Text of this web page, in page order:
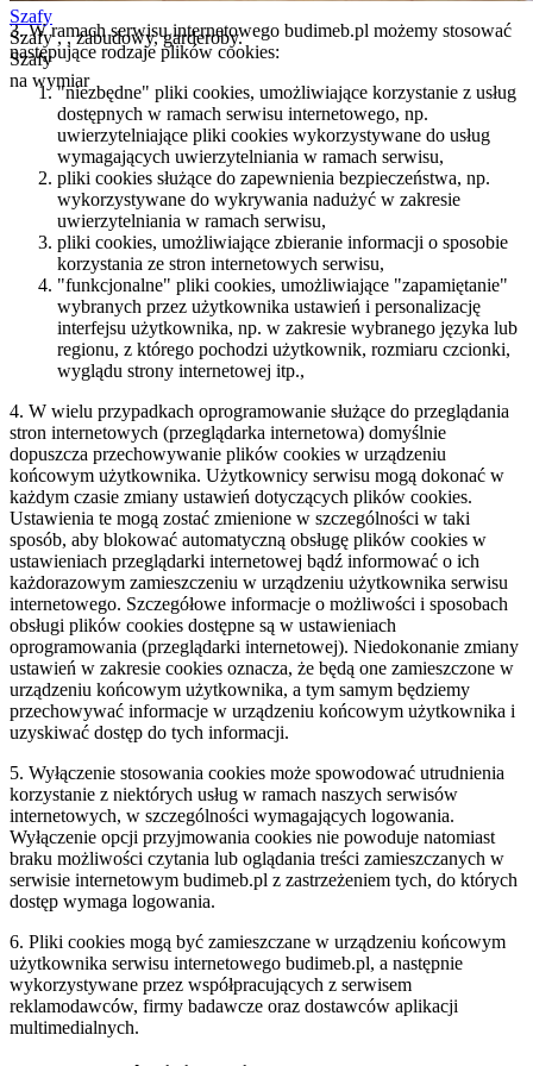
Szafy
Szafy, , zabudowy, garderoby.
Szafy
na wymiar
3. W ramach serwisu internetowego budimeb.pl możemy stosować
następujące rodzaje plików cookies:
"niezbędne" pliki cookies, umożliwiające korzystanie z usług
dostępnych w ramach serwisu internetowego, np.
uwierzytelniające pliki cookies wykorzystywane do usług
wymagających uwierzytelniania w ramach serwisu,
pliki cookies służące do zapewnienia bezpieczeństwa, np.
wykorzystywane do wykrywania nadużyć w zakresie
uwierzytelniania w ramach serwisu,
pliki cookies, umożliwiające zbieranie informacji o sposobie
korzystania ze stron internetowych serwisu,
"funkcjonalne" pliki cookies, umożliwiające "zapamiętanie"
wybranych przez użytkownika ustawień i personalizację
interfejsu użytkownika, np. w zakresie wybranego języka lub
regionu, z którego pochodzi użytkownik, rozmiaru czcionki,
wyglądu strony internetowej itp.,
4. W wielu przypadkach oprogramowanie służące do przeglądania
stron internetowych (przeglądarka internetowa) domyślnie
dopuszcza przechowywanie plików cookies w urządzeniu
końcowym użytkownika. Użytkownicy serwisu mogą dokonać w
każdym czasie zmiany ustawień dotyczących plików cookies.
Ustawienia te mogą zostać zmienione w szczególności w taki
sposób, aby blokować automatyczną obsługę plików cookies w
ustawieniach przeglądarki internetowej bądź informować o ich
każdorazowym zamieszczeniu w urządzeniu użytkownika serwisu
internetowego. Szczegółowe informacje o możliwości i sposobach
obsługi plików cookies dostępne są w ustawieniach
oprogramowania (przeglądarki internetowej). Niedokonanie zmiany
ustawień w zakresie cookies oznacza, że będą one zamieszczone w
urządzeniu końcowym użytkownika, a tym samym będziemy
przechowywać informacje w urządzeniu końcowym użytkownika i
uzyskiwać dostęp do tych informacji.
5. Wyłączenie stosowania cookies może spowodować utrudnienia
korzystanie z niektórych usług w ramach naszych serwisów
internetowych, w szczególności wymagających logowania.
Wyłączenie opcji przyjmowania cookies nie powoduje natomiast
braku możliwości czytania lub oglądania treści zamieszczanych w
serwisie internetowym budimeb.pl z zastrzeżeniem tych, do których
dostęp wymaga logowania.
6. Pliki cookies mogą być zamieszczane w urządzeniu końcowym
użytkownika serwisu internetowego budimeb.pl, a następnie
wykorzystywane przez współpracujących z serwisem
reklamodawców, firmy badawcze oraz dostawców aplikacji
multimedialnych.